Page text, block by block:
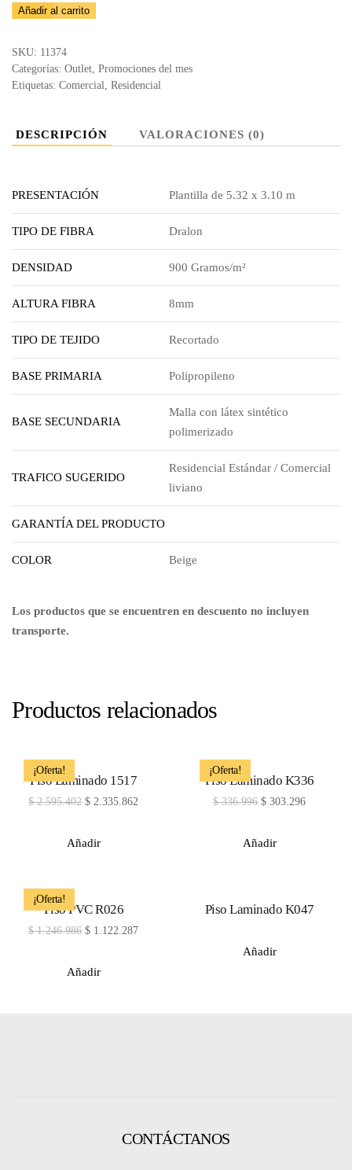
Saldo
Colonial
Beige
5.32x3.10m
Añadir al carrito
SKU: 11374
Categorías: Outlet, Promociones del mes
Etiquetas: Comercial, Residencial
DESCRIPCIÓN VALORACIONES (0)
PRESENTACIÓN Plantilla de 5.32 x 3.10 m
TIPO DE FIBRA Dralon
DENSIDAD 900 Gramos/m²
ALTURA FIBRA 8mm
TIPO DE TEJIDO Recortado
BASE PRIMARIA Polipropileno
BASE SECUNDARIA
Malla con látex sintético
polimerizado
TRAFICO SUGERIDO
Residencial Estándar / Comercial
liviano
GARANTÍA DEL PRODUCTO
COLOR Beige
Los productos que se encuentren en descuento no incluyen
transporte.
Productos relacionados
¡Oferta!
Piso Laminado 1517
$2.595.402 $ 2.335.862
Añadir
¡Oferta!
Piso Laminado K336
$336.996 $ 303.296
Añadir
¡Oferta!
Piso PVC R026
$1.246.986 $ 1.122.287
Añadir
Piso Laminado K047
Añadir
CONTÁCTANOS